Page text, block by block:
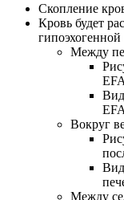
Скопление
Кровь будет
Между
Вокруг
Между